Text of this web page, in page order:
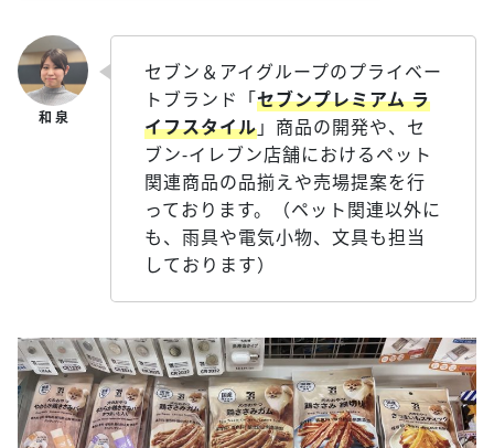
セブン＆アイグループのプライベー
トブランド「セブンプレミアム ラ
イフスタイル」商品の開発や、セ
ブン‐イレブン店舗におけるペット
関連商品の品揃えや売場提案を行
っております。（ペット関連以外に
も、雨具や電気小物、文具も担当
しております）